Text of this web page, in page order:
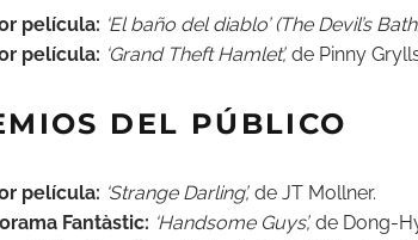
película: ‘El baño del diablo’ (The Devil’s
película: ‘Grand Theft Hamlet’, de Pinny
DEL PÚBLICO
película: ‘Strange Darling’, de JT Mollner.
Fantàstic: ‘Handsome Guys’, de Dong-